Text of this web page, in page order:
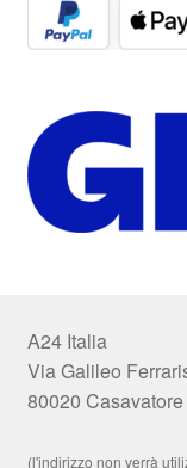
A24 Italia
Via Galileo
80020
(l'indirizzo non verrà